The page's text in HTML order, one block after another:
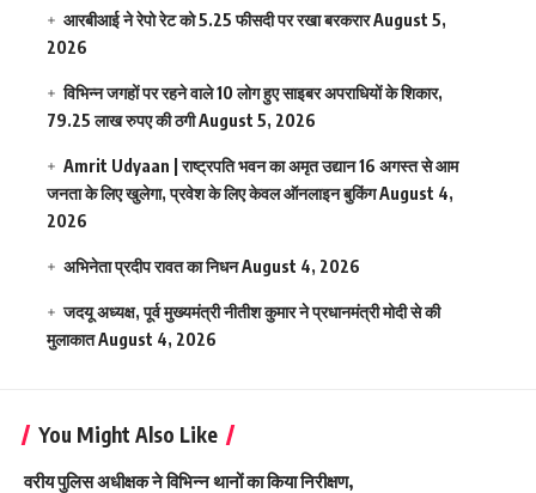
आरबीआई ने रेपो रेट को 5.25 फीसदी पर रखा बरकरारAugust 5,
2026
विभिन्न जगहों पर रहने वाले 10 लोग हुए साइबर अपराधियों के शिकार,
79.25 लाख रुपए की ठगीAugust 5, 2026
Amrit Udyaan | राष्ट्रपति भवन का अमृत उद्यान 16 अगस्त से आम
जनता के लिए खुलेगा, प्रवेश के लिए केवल ऑनलाइन बुकिंगAugust 4,
2026
अभिनेता प्रदीप रावत का निधनAugust 4, 2026
जदयू अध्यक्ष, पूर्व मुख्यमंत्री नीतीश कुमार ने प्रधानमंत्री मोदी से की
मुलाकातAugust 4, 2026
You Might Also Like
वरीय पुलिस अधीक्षक ने विभिन्न थानों का किया निरीक्षण,